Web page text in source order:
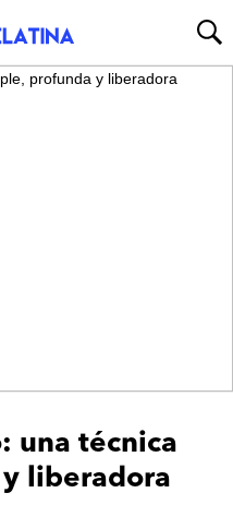
una técnica
liberadora